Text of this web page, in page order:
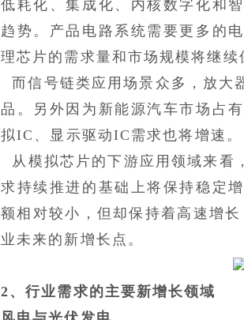
低耗化、集成化、内核数字化和
趋势。产品电路系统需要更多的
理芯片的需求量和市场规模将继续
而信号链类应用场景众多，放大
品。另外因为新能源汽车市场占
拟IC、显示驱动IC需求也将增速。
从模拟芯片的下游应用领域来看
求持续推进的基础上将保持稳定
额相对较小，但却保持着高速增
业未来的新增长点。
2、行业需求的主要新增长领域